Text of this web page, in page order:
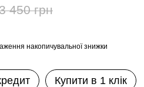
450 грн
накопичувальної знижки
Купити в 1 клік